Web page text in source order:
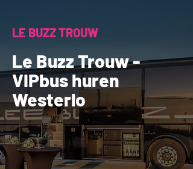
LE BUZZ TROUW
Le Buzz Trouw -
VIPbus huren
Westerlo